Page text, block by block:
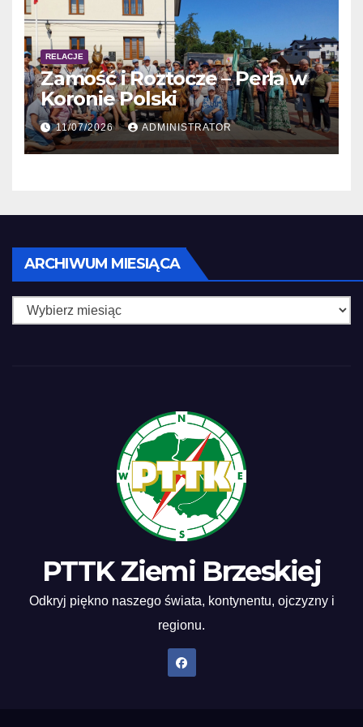
RELACJE
Zamość i Roztocze – Perła w
Koronie Polski
11/07/2026 ADMINISTRATOR
ARCHIWUM MIESIĄCA
PTTK Ziemi Brzeskiej
Odkryj piękno naszego świata, kontynentu, ojczyzny i
regionu.